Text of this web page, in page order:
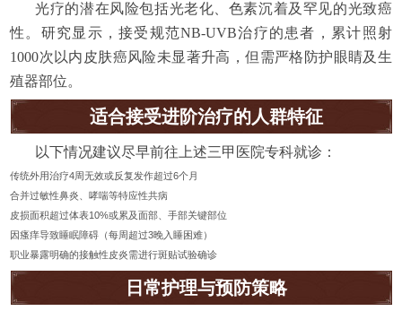
光疗的潜在风险包括光老化、色素沉着及罕见的光致癌
性。研究显示，接受规范NB-UVB治疗的患者，累计照射
1000次以内皮肤癌风险未显著升高，但需严格防护眼睛及生
殖器部位。
适合接受进阶治疗的人群特征
以下情况建议尽早前往上述三甲医院专科就诊：
传统外用治疗4周无效或反复发作超过6个月
合并过敏性鼻炎、哮喘等特应性共病
皮损面积超过体表10%或累及面部、手部关键部位
因瘙痒导致睡眠障碍（每周超过3晚入睡困难）
职业暴露明确的接触性皮炎需进行斑贴试验确诊
日常护理与预防策略